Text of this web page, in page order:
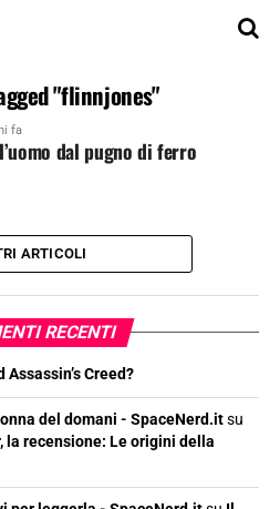
"flinnjones"
fa
dal pugno di ferro
ARTICOLI
RECENTI
Assassin’s Creed?
del domani - SpaceNerd.itsu
la recensione: Le origini della